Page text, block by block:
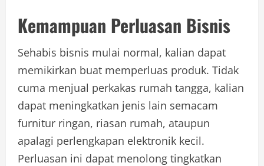
Kemampuan Perluasan Bisnis
Sehabis bisnis mulai normal, kalian dapat
memikirkan buat memperluas produk. Tidak
cuma menjual perkakas rumah tangga, kalian
dapat meningkatkan jenis lain semacam
furnitur ringan, riasan rumah, ataupun
apalagi perlengkapan elektronik kecil.
Perluasan ini dapat menolong tingkatkan